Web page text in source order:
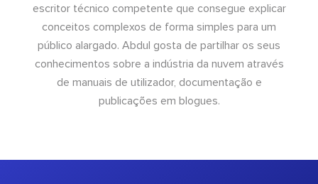
escritor técnico competente que consegue explicar
conceitos complexos de forma simples para um
público alargado. Abdul gosta de partilhar os seus
conhecimentos sobre a indústria da nuvem através
de manuais de utilizador, documentação e
publicações em blogues.